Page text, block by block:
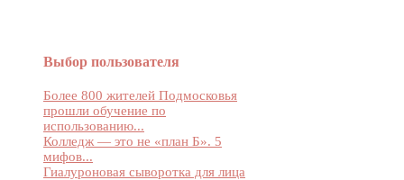
Выбор пользователя
Более 800 жителей Подмосковья
прошли обучение по
использованию...
Колледж — это не «план Б». 5
мифов...
Гиалуроновая сыворотка для лица